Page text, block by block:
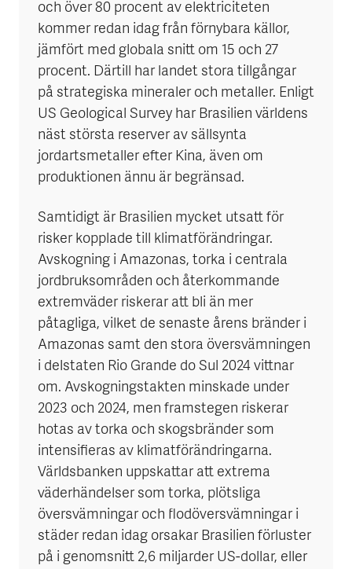
och över 80 procent av elektriciteten
kommer redan idag från förnybara källor,
jämfört med globala snitt om 15 och 27
procent. Därtill har landet stora tillgångar
på strategiska mineraler och metaller. Enligt
US Geological Survey har Brasilien världens
näst största reserver av sällsynta
jordartsmetaller efter Kina, även om
produktionen ännu är begränsad.
Samtidigt är Brasilien mycket utsatt för
risker kopplade till klimatförändringar.
Avskogning i Amazonas, torka i centrala
jordbruksområden och återkommande
extremväder riskerar att bli än mer
påtagliga, vilket de senaste årens bränder i
Amazonas samt den stora översvämningen
i delstaten Rio Grande do Sul 2024 vittnar
om. Avskogningstakten minskade under
2023 och 2024, men framstegen riskerar
hotas av torka och skogsbränder som
intensifieras av klimatförändringarna.
Världsbanken uppskattar att extrema
väderhändelser som torka, plötsliga
översvämningar och flodöversvämningar i
städer redan idag orsakar Brasilien förluster
på i genomsnitt 2,6 miljarder US-dollar, eller